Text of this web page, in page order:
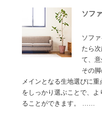
ソフ
ソフ
たら
て、意
その
メインとなる生地選びに
をしっかり選ぶことで、
ることができます。 ……